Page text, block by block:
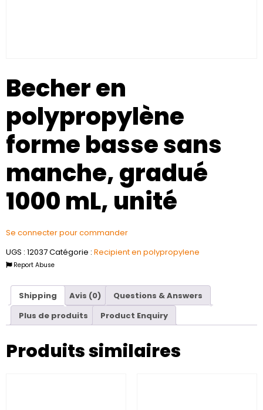
Becher en
polypropylène
forme basse sans
manche, gradué
1000 mL, unité
Se connecter pour commander
UGS : 12037Catégorie : Recipient en polypropylene
Report Abuse
Shipping Avis (0)
Questions & Answers
Plus de produits
Product Enquiry
Produits similaires